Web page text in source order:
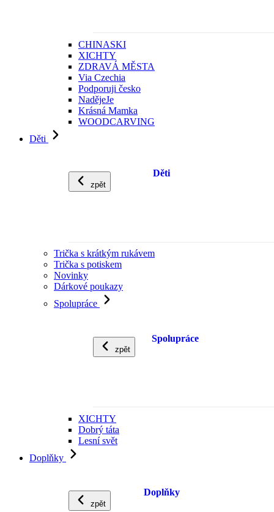
CHINASKI
XICHTY
ZDRAVÁ MĚSTA
Via Czechia
Podporuji česko
NadějeJe
Krásná Mamka
WOODCARVING
Děti
zpět
Děti
Trička s krátkým rukávem
Trička s potiskem
Novinky
Dárkové poukazy
Spolupráce
zpět
Spolupráce
XICHTY
Dobrý táta
Lesní svět
Doplňky
zpět
Doplňky